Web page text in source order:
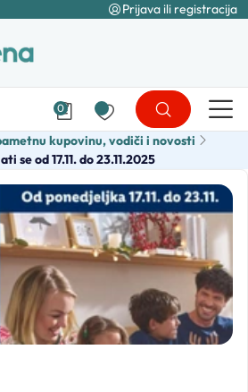
Prijava ili registracija
0
kupovinu, vodiči i novosti
se od 17.11. do 23.11.2025